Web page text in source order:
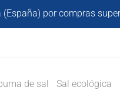
(España) por compras
de sal Sal ecológica